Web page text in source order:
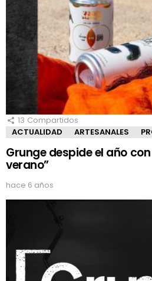
13 Compartidos
ACTUALIDAD
ARTESANALES
Grunge despide el año
verano”
hace 6 años